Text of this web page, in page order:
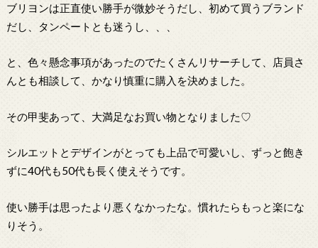
ブリヨンは正直使い勝手が微妙そうだし、初めて買うブランド
だし、タンペートとも迷うし、、、
と、色々懸念事項があったのでたくさんリサーチして、店員さ
んとも相談して、かなり慎重に購入を決めました。
その甲斐あって、大満足なお買い物となりました♡
シルエットとデザインがとっても上品で可愛いし、ずっと飽き
ずに40代も50代も長く使えそうです。
使い勝手は思ったより悪くなかったな。慣れたらもっと楽にな
りそう。